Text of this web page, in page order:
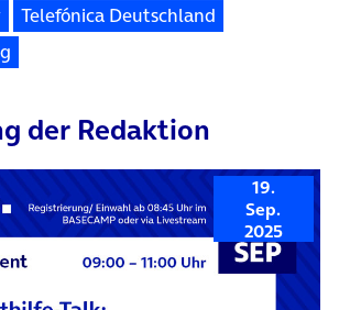
Telefónica Deutschland
der Redaktion
19.
Sep.
2025